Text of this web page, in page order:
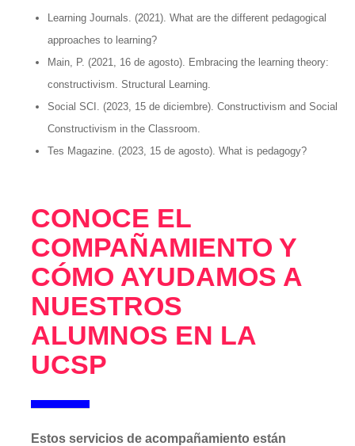
Learning Journals. (2021). What are the different pedagogical
approaches to learning?
Main, P. (2021, 16 de agosto). Embracing the learning theory:
constructivism. Structural Learning.
Social SCI. (2023, 15 de diciembre). Constructivism and Social
Constructivism in the Classroom.
Tes Magazine. (2023, 15 de agosto). What is pedagogy?
CONOCE EL
COMPAÑAMIENTO Y
CÓMO AYUDAMOS A
NUESTROS
ALUMNOS EN LA
UCSP
Estos servicios de acompañamiento están